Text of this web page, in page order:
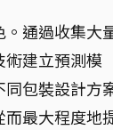
通過收集大
術建立預測模
包裝設計方
最大程度地